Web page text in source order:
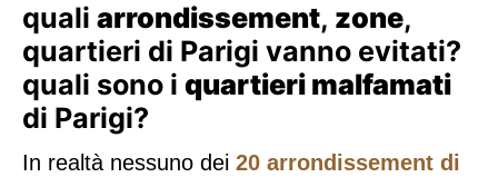
quali arrondissement, zone,
quartieri di Parigi vanno evitati?
quali sono i quartieri malfamati
di Parigi?
In realtà nessuno dei 20 arrondissement di